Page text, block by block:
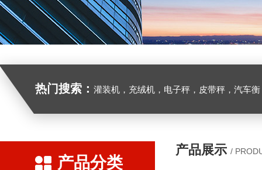
热门搜索： 灌装机，充绒机，电子秤，皮带秤，汽车
产品分类
产品展示 /